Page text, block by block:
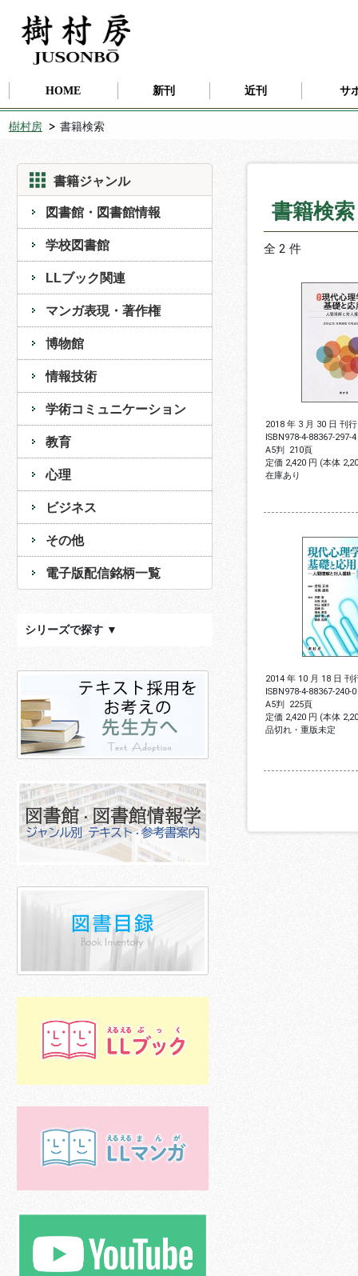
HOME 新刊 近刊 サ
樹村房 書籍検索
書籍ジャンル
図書館・図書館情報
学校図書館
LLブック関連
マンガ表現・著作権
博物館
情報技術
学術コミュニケーション
教育
心理
ビジネス
その他
電子版配信銘柄一覧
シリーズで探す ▼
書籍検
全 2 件
2018 年 3 月 30 日 刊行
ISBN978-4-88367-297-4
A5判 210頁
定価 2,420 円 (本体
在庫あり
2014 年 10 月 18 日 刊
ISBN978-4-88367-240-0
A5判 225頁
定価 2,420 円 (本体
品切れ・重版未定